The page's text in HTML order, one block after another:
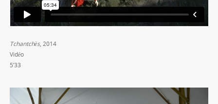
Tchantchès, 2014
Vidéo
5’33